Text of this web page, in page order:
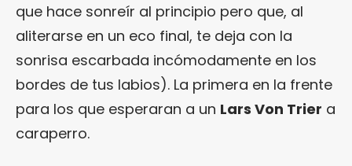
que hace sonreír al principio pero que, al
aliterarse en un eco final, te deja con la
sonrisa escarbada incómodamente en los
bordes de tus labios). La primera en la frente
para los que esperaran a un Lars Von Trier a
caraperro.